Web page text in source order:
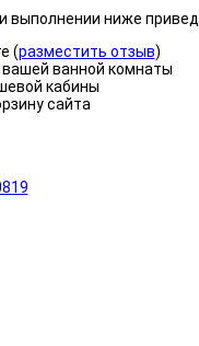
ниже
(разместить отзыв)
вашей ванной комнаты
кабины
сайта